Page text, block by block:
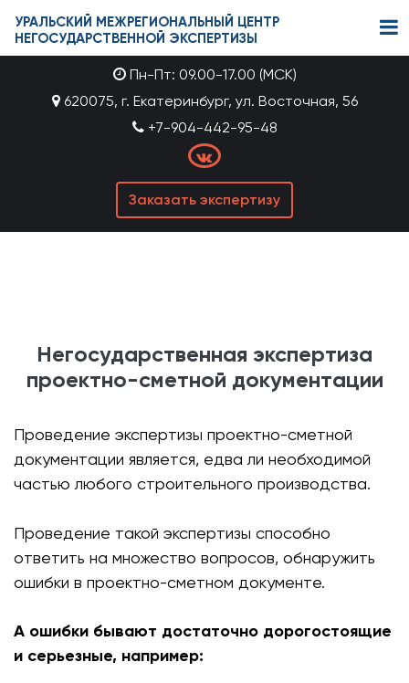
УРАЛЬСКИЙ МЕЖРЕГИОНАЛЬНЫЙ ЦЕНТР
НЕГОСУДАРСТВЕННОЙ ЭКСПЕРТИЗЫ
Пн-Пт: 09.00-17.00 (МСК)
620075, г. Екатеринбург, ул. Восточная, 56
+7-904-442-95-48
Заказать экспертизу
Негосударственная экспертиза
проектно-сметной документации
Проведение экспертизы проектно-сметной
документации является, едва ли необходимой
частью любого строительного производства.
Проведение такой экспертизы способно
ответить на множество вопросов, обнаружить
ошибки в проектно-сметном документе.
А ошибки бывают достаточно дорогостоящие
и серьезные, например: